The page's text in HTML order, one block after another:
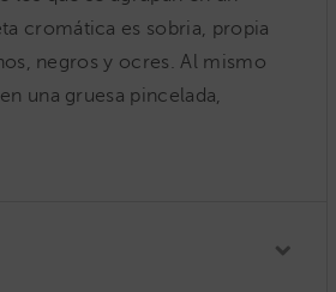
cromática es sobria, propia
negros y ocres. Al mismo
una gruesa pincelada,